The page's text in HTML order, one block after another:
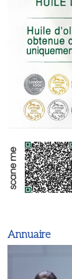
Annuaire